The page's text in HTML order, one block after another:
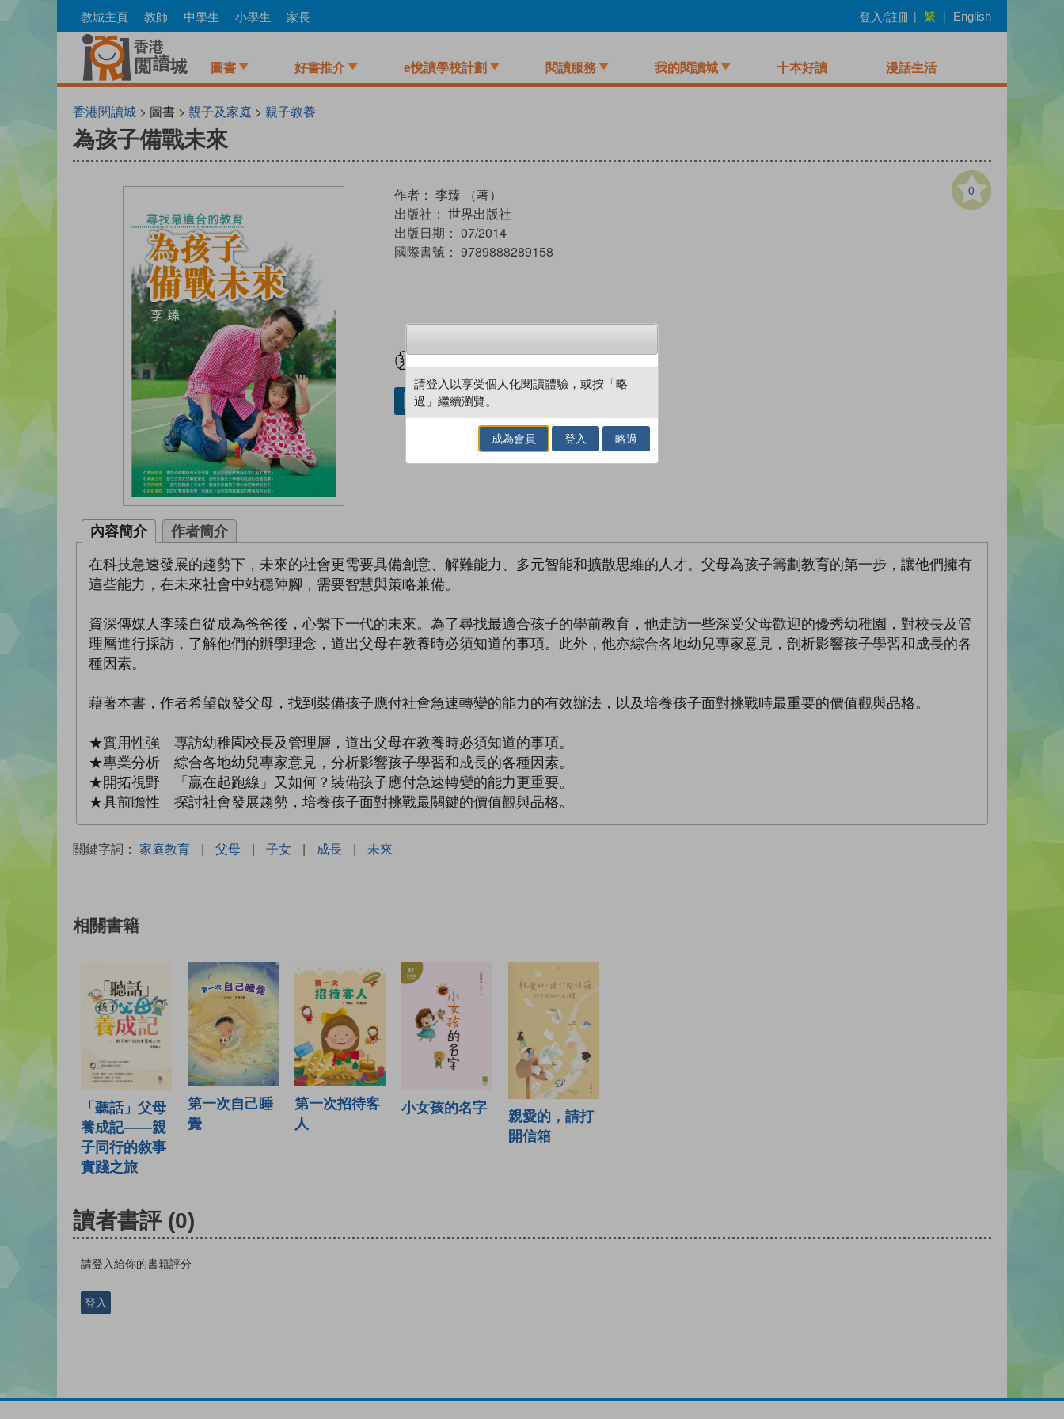
to
教城主頁 教師 中學生 小學生 家長 登入/註冊 | 繁 | English
圖書 好書推介 e悅讀學校計劃 閱讀服務 我的閱讀城 十本好讀 漫話生活
香港閱讀城 > 圖書 > 親子及家庭 > 親子教養
為孩子備戰未來
0
作者： 李臻 （著）
出版社： 世界出版社
出版日期： 07/2014
國際書號： 9789888289158
借閱實體書
內容簡介 作者簡介
在科技急速發展的趨勢下，未來的社會更需要具備創意、解難能力、多元智能和擴散思維的人才。父母為孩子籌劃教育的第一步，讓他們擁有
這些能力，在未來社會中站穩陣腳，需要智慧與策略兼備。
資深傳媒人李臻自從成為爸爸後，心繫下一代的未來。為了尋找最適合孩子的學前教育，他走訪一些深受父母歡迎的優秀幼稚園，對校長及管
理層進行採訪，了解他們的辦學理念，道出父母在教養時必須知道的事項。此外，他亦綜合各地幼兒專家意見，剖析影響孩子學習和成長的各
種因素。
藉著本書，作者希望啟發父母，找到裝備孩子應付社會急速轉變的能力的有效辦法，以及培養孩子面對挑戰時最重要的價值觀與品格。
★實用性強 專訪幼稚園校長及管理層，道出父母在教養時必須知道的事項。
★專業分析 綜合各地幼兒專家意見，分析影響孩子學習和成長的各種因素。
★開拓視野 「贏在起跑線」又如何？裝備孩子應付急速轉變的能力更重要。
★具前瞻性 探討社會發展趨勢，培養孩子面對挑戰最關鍵的價值觀與品格。
關鍵字詞： 家庭教育 | 父母 | 子女 | 成長 | 未來
相關書籍
「聽話」父母
養成記——親
子同行的敘事
實踐之旅
第一次自己睡
覺
第一次招待客
人
小女孩的名字
親愛的，請打
開信箱
讀者書評 (0)
請登入給你的書籍評分
登入
請登入以享受個人化閱讀體驗，或按「略
過」繼續瀏覽。
成為會員 登入 略過